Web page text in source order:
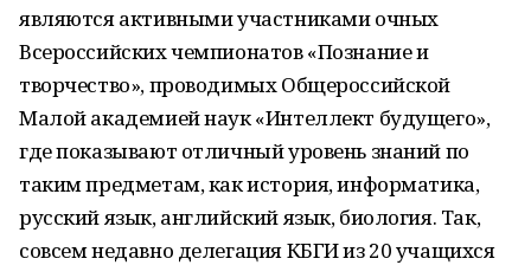
являются активными участниками очных
Всероссийских чемпионатов «Познание и
творчество», проводимых Общероссийской
Малой академией наук «Интеллект будущего»,
где показывают отличный уровень знаний по
таким предметам, как история, информатика,
русский язык, английский язык, биология. Так,
совсем недавно делегация КБГИ из 20 учащихся